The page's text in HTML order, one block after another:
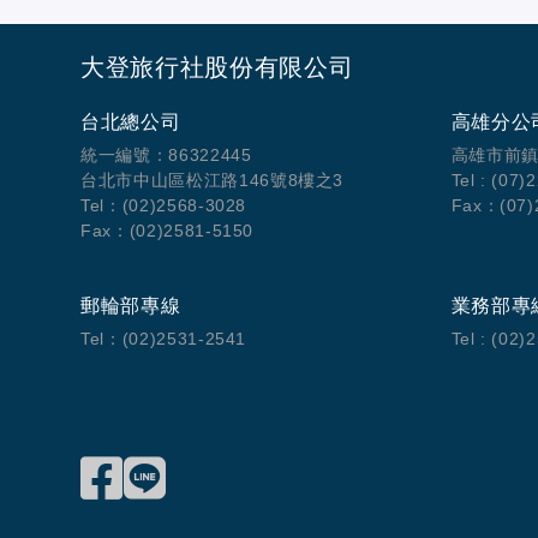
大登旅行社股份有限公司
台北總公司
統一編號：86322445
台北市中山區松江路146號8樓之3
Tel：(02)2568-3028
Fax：(02)2581-5150
高雄分公
高雄市前
Tel :
Fax：
郵輪部專線
Tel：(02)2531-2541
業務部專
Tel :